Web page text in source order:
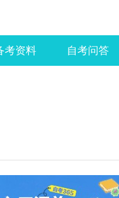
考资料 自考问答